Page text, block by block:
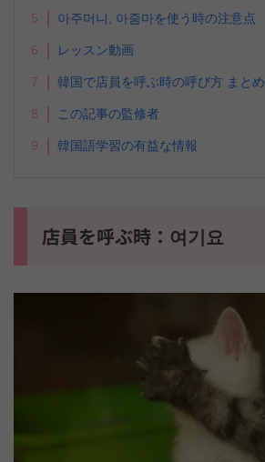
5 아주머니, 아줌마を使う時の注意点
6 レッスン動画
7 韓国で店員を呼ぶ時の呼び方 まとめ
8 この記事の監修者
9 韓国語学習の有益な情報
店員を呼ぶ時：여기요